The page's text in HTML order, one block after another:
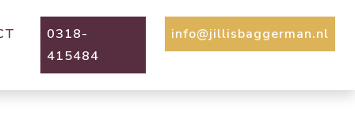
0318-
415484
info@jillisbaggerman.nl